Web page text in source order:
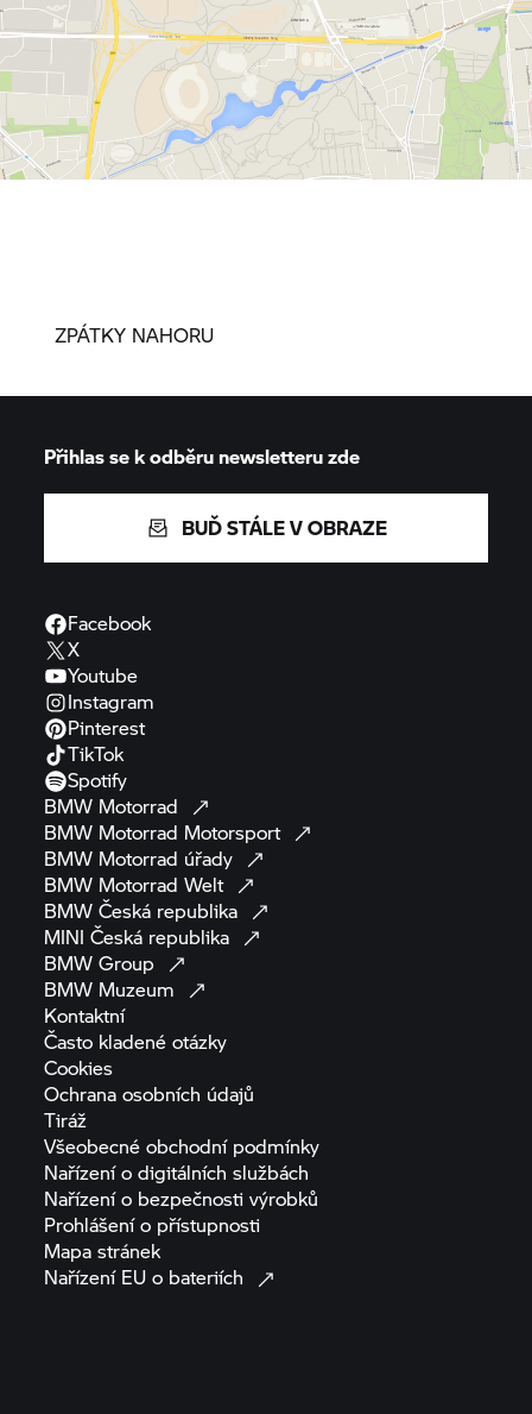
ZPÁTKY NAHORU
Přihlas se k odběru newsletteru zde
BUĎ STÁLE V OBRAZE
Facebook
X
Youtube
Instagram
Pinterest
TikTok
Spotify
BMW Motorrad
BMW Motorrad Motorsport
BMW Motorrad úřady
BMW Motorrad Welt
BMW Česká republika
MINI Česká republika
BMWGroup
BMW Muzeum
Kontaktní
Často kladenéotázky
Cookies
Ochrana osobních údajů
Tiráž
Všeobecné obchodní podmínky
Nařízení o digitálníchslužbách
Nařízení o bezpečnostivýrobků
Prohlášení o přístupnosti
Mapastránek
Nařízení EU o bateriích